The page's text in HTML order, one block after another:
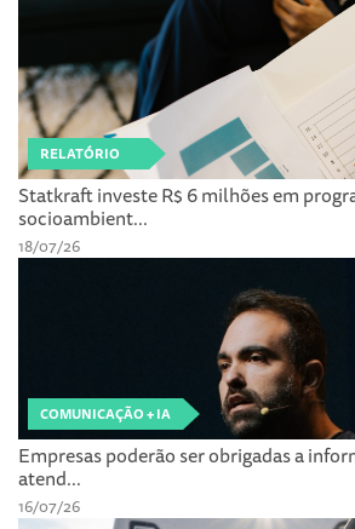
RELATÓRIO
Statkraft investe R$ 6 milhões em
socioambient...
18/07/26
COMUNICAÇÃO + IA
Empresas poderão ser obrigadas a
atend...
16/07/26